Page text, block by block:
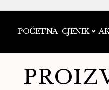
POČETNA CJENIK